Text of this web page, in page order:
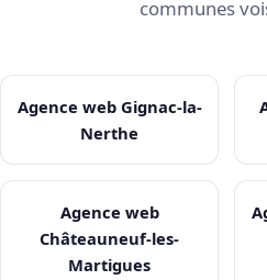
communes
Agence web Gignac-la-
Nerthe
Agence web
Châteauneuf-les-
Martigues